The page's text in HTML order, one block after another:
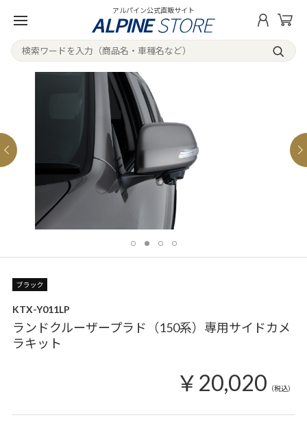
アルパイン公式直販サイト
KTX-Y011LP
ランドクルーザープラド（150系）専用サイドカメ
ラキット
￥20,020 （税込）